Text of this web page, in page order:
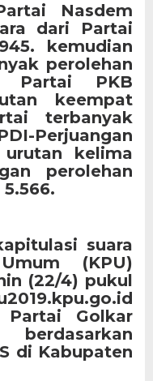
Nasdem
dari Partai
kemudian
perolehan
Partai PKB
keempat
terbanyak
Perjuangan
kelima
perolehan
suara
(KPU)
(22/4) pukul
Golkar
di Kabupaten